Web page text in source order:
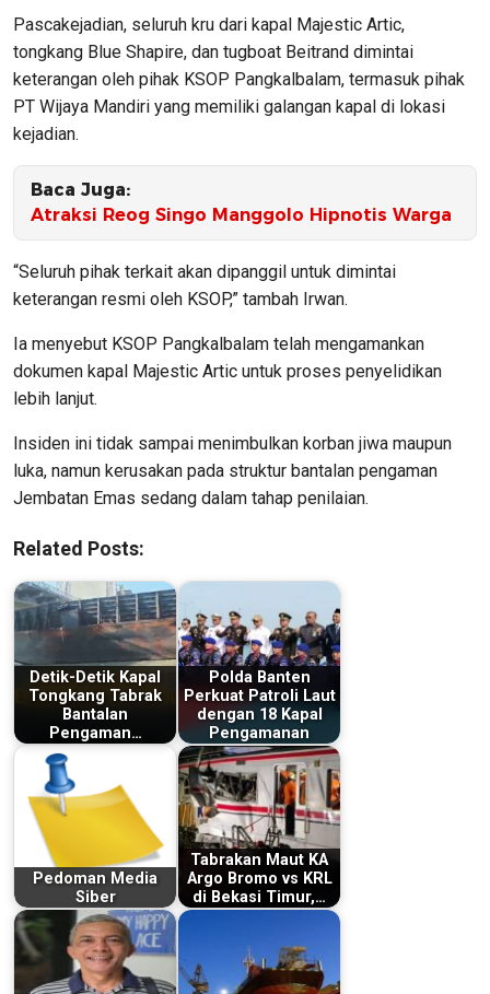
Pascakejadian, seluruh kru dari kapal Majestic Artic,
tongkang Blue Shapire, dan tugboat Beitrand dimintai
keterangan oleh pihak KSOP Pangkalbalam, termasuk pihak
PT Wijaya Mandiri yang memiliki galangan kapal di lokasi
kejadian.
Baca Juga:
Atraksi Reog Singo Manggolo Hipnotis Warga
“Seluruh pihak terkait akan dipanggil untuk dimintai
keterangan resmi oleh KSOP,” tambah Irwan.
Ia menyebut KSOP Pangkalbalam telah mengamankan
dokumen kapal Majestic Artic untuk proses penyelidikan
lebih lanjut.
Insiden ini tidak sampai menimbulkan korban jiwa maupun
luka, namun kerusakan pada struktur bantalan pengaman
Jembatan Emas sedang dalam tahap penilaian.
Related Posts:
Detik-Detik Kapal
Tongkang Tabrak
Bantalan
Pengaman…
Polda Banten
Perkuat Patroli Laut
dengan 18 Kapal
Pengamanan
Pedoman Media
Siber
Tabrakan Maut KA
Argo Bromo vs KRL
di Bekasi Timur,…